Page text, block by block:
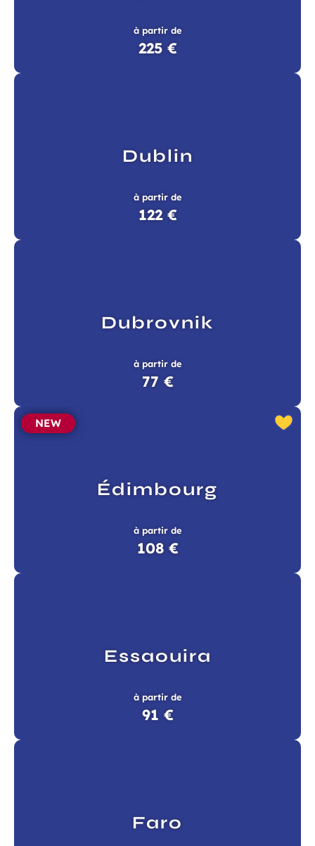
à partir de
225 €
Dublin
à partir de
122 €
Dubrovnik
à partir de
77 €
Édimbourg
NEW
à partir de
108 €
Essaouira
à partir de
91 €
Faro